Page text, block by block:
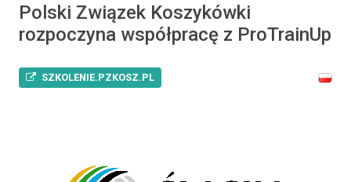
Polski Związek Koszykówki
rozpoczyna współpracę z ProTrainUp
SZKOLENIE.PZKOSZ.PL